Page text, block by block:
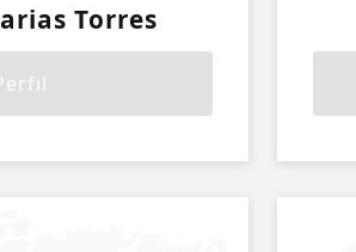
Torres